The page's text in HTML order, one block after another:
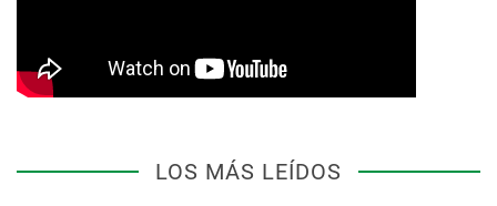
LOS MÁS LEÍDOS